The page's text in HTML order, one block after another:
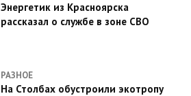
Энергетик из Красноярска
рассказал о службе в зоне СВО
РАЗНОЕ
На Столбах обустроили экотропу